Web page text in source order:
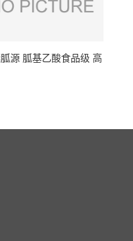
源 胍基乙酸食品级 高